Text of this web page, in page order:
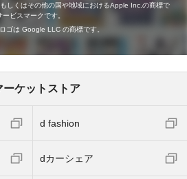
しくはその他の国や地域におけるApple Inc.の商標で
ビスマークです。
ゴは Google LLC の商標です。
ーケットストア
d fashion
dカーシェア